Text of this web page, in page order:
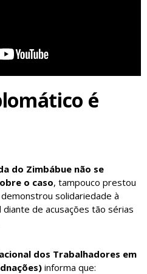
é
do Zimbábue não se
o caso, tampouco prestou
solidariedade à
de acusações tão sérias
dos Trabalhadores em
informa que: